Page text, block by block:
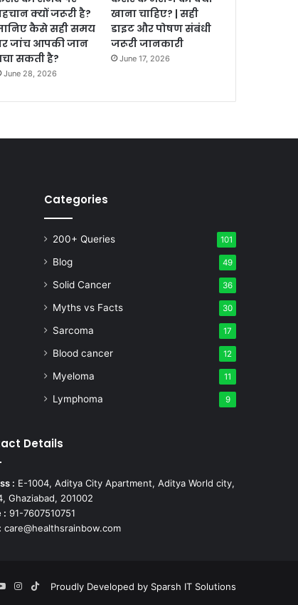
क्यों जरूरी है?
कैसे सही समय
जांच आपकी जान
सकती है?
June 28, 2026
खाना चाहिए? | सही
डाइट और पोषण संबंधी
जरूरी जानकारी
June 17, 2026
Categories
200+ Queries 101
Blog 49
Solid Cancer 36
Myths vs Facts 30
Sarcoma 17
Blood cancer 12
Myeloma 11
Lymphoma 9
Details
: E-1004, Aditya City Apartment, Aditya World city,
Ghaziabad, 201002
: 91-7607510751
care@healthsrainbow.com
Proudly Developed by Sparsh IT Solutions
YouTubeInstagram
TikTok